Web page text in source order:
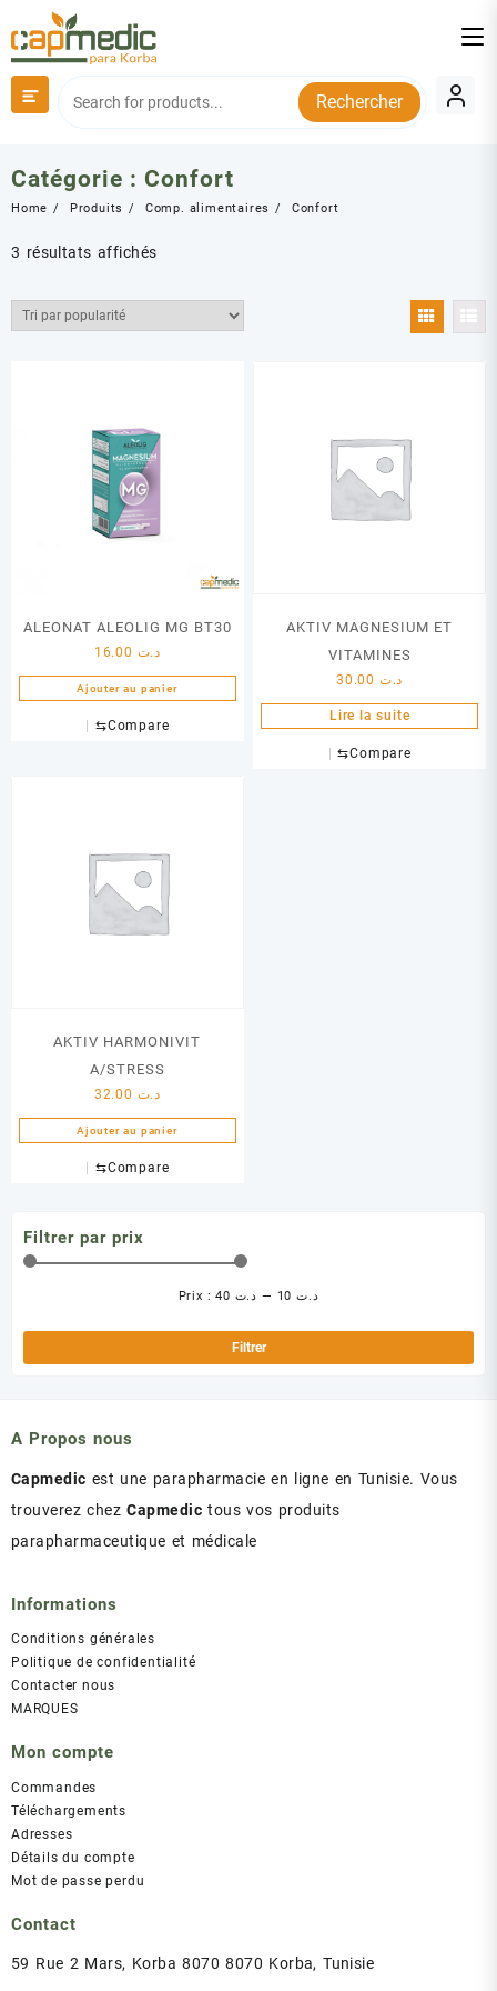
to
content
Rechercher
Catégorie : Confort
Home Produits Comp. alimentaires Confort
3 résultats affichésTrié
popularité
ALEONAT ALEOLIG MG BT30
د.ت
Ajouter au panier
⇆Compare
AKTIV MAGNESIUM ET
VITAMINES
د.ت
Lire la suite
⇆Compare
AKTIV HARMONIVIT
A/STRESS
د.ت
Ajouter au panier
⇆Compare
Filtrer par prix
min
Filtrer
Prix : د.ت 10 — د.ت 40
A Propos nous
Capmedic est une parapharmacie en ligne en Tunisie. Vous
trouverez chezCapmedic tous vos produits
parapharmaceutique et médicale
Informations
Conditions générales
Politique de confidentialité
Contacter nous
MARQUES
Mon compte
Commandes
Téléchargements
Adresses
Détails du compte
Mot de passe perdu
Contact
59 Rue 2 Mars, Korba 8070 8070 Korba, Tunisie